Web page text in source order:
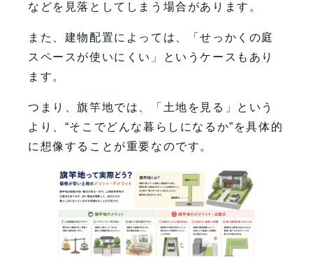
などを見落としてしまう場合があります。
また、建物配置によっては、「せっかくの庭
スペースが使いにくい」というケースもあり
ます。
つまり、旗竿地では、「土地を見る」という
より、“そこでどんな暮らしになるか”を具体的
に想像することが重要なのです。